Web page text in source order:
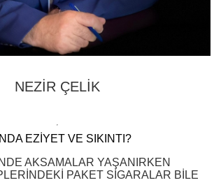
NEZİR ÇELİK
EZİYET VE SIKINTI?
AKSAMALAR YAŞANIRKEN
PAKET SİGARALAR BİLE